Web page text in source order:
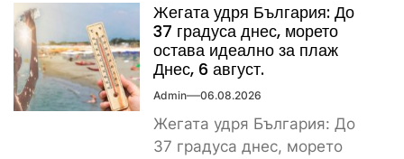
сутрин...
Жегата удря България: До
37 градуса днес, морето
остава идеално за плаж
Днес, 6 август.
Admin 06.08.2026
Жегата удря България: До
37 градуса днес, морето